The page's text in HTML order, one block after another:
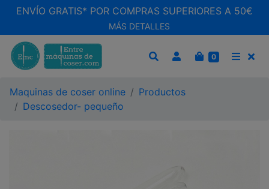
ENVÍO GRATIS* POR COMPRAS SUPERIORES A 50€
MÁS DETALLES
CARRITO
0
Maquinas de coser online
Productos
Descosedor- pequeño